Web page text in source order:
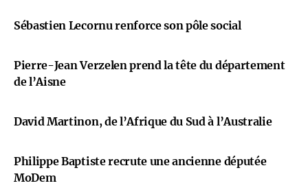
Sébastien Lecornu renforce son pôle social
Pierre-Jean Verzelen prend la tête du département
de l’Aisne
David Martinon, de l’Afrique du Sud à l’Australie
Philippe Baptiste recrute une ancienne députée
MoDem